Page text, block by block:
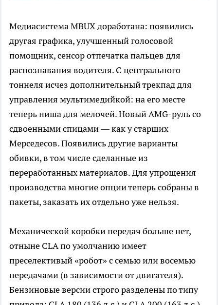
Медиасистема MBUX доработана: появились
другая графика, улучшенный голосовой
помощник, сенсор отпечатка пальцев для
распознавания водителя. С центрального
тоннеля исчез дополнительный трекпад для
управления мультимедийкой: на его месте
теперь ниша для мелочей. Новый AMG-руль со
сдвоенными спицами — как у старших
Мерседесов. Появились другие варианты
обивки, в том числе сделанные из
переработанных материалов. Для упрощения
производства многие опции теперь собраны в
пакеты, заказать их отдельно уже нельзя.
Механической коробки передач больше нет,
отныне CLA по умолчанию имеет
преселективый «робот» с семью или восемью
передачами (в зависимости от двигателя).
Бензиновые версии строго разделены по типу